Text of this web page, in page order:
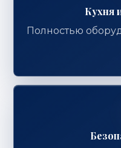
Кухня
Полностью